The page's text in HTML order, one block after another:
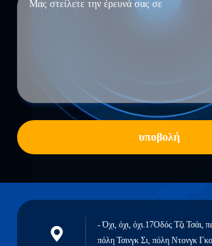
υποβολή
- Όχι, όχι, όχι.17Οδός Τζι Τσάι,
πόλη Τσινγκ Σι, πόλη Ντονγκ